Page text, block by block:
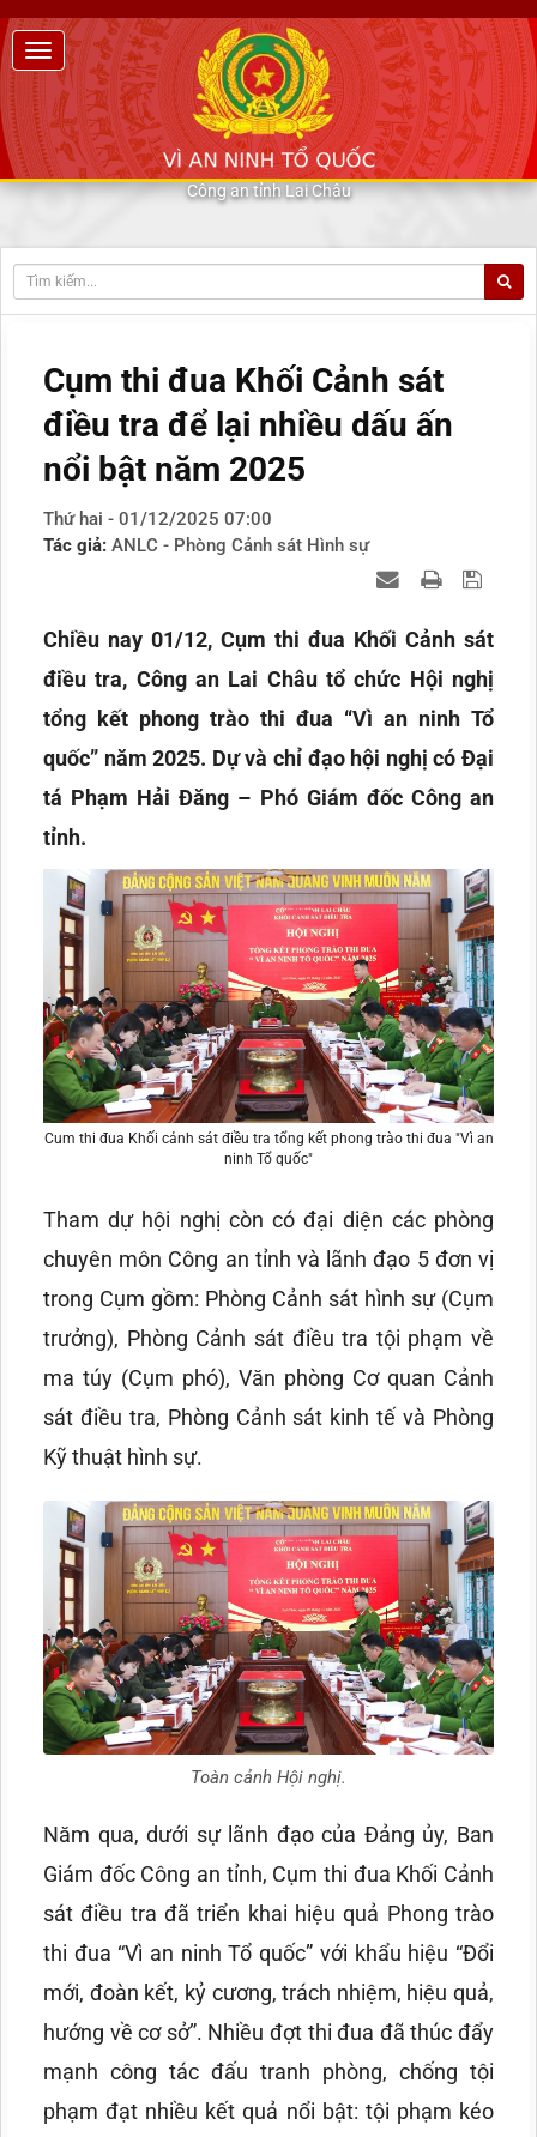
Công an tỉnh Lai Châu
Cụm thi đua Khối Cảnh sát
điều tra để lại nhiều dấu ấn
nổi bật năm 2025
Thứ hai - 01/12/2025 07:00
Tác giả: ANLC - Phòng Cảnh sát Hình sự
Chiều nay 01/12, Cụm thi đua Khối Cảnh sát
điều tra, Công an Lai Châu tổ chức Hội nghị
tổng kết phong trào thi đua “Vì an ninh Tổ
quốc” năm 2025. Dự và chỉ đạo hội nghị có Đại
tá Phạm Hải Đăng – Phó Giám đốc Công an
tỉnh.
Cum thi đua Khối cảnh sát điều tra tổng kết phong trào thi đua "Vì an
ninh Tổ quốc"
Tham dự hội nghị còn có đại diện các phòng
chuyên môn Công an tỉnh và lãnh đạo 5 đơn vị
trong Cụm gồm: Phòng Cảnh sát hình sự (Cụm
trưởng), Phòng Cảnh sát điều tra tội phạm về
ma túy (Cụm phó), Văn phòng Cơ quan Cảnh
sát điều tra, Phòng Cảnh sát kinh tế và Phòng
Kỹ thuật hình sự.
Toàn cảnh Hội nghị.
Năm qua, dưới sự lãnh đạo của Đảng ủy, Ban
Giám đốc Công an tỉnh, Cụm thi đua Khối Cảnh
sát điều tra đã triển khai hiệu quả Phong trào
thi đua “Vì an ninh Tổ quốc” với khẩu hiệu “Đổi
mới, đoàn kết, kỷ cương, trách nhiệm, hiệu quả,
hướng về cơ sở”. Nhiều đợt thi đua đã thúc đẩy
mạnh công tác đấu tranh phòng, chống tội
phạm đạt nhiều kết quả nổi bật: tội phạm kéo